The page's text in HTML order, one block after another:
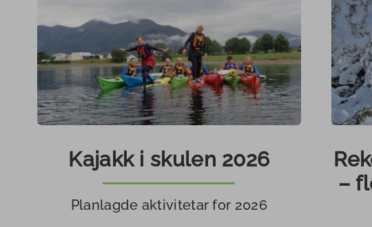
Kajakk i skulen 2026
Planlagde aktivitetar for 2026
–